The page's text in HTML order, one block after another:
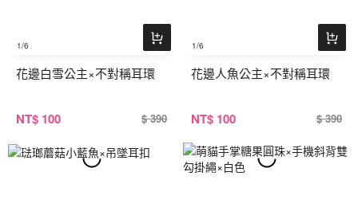
1/6
花邊白雪公主×不對稱耳環
NT$ 100 $ 390
1/6
花邊人魚公主×不對稱耳環
NT$ 100 $ 390